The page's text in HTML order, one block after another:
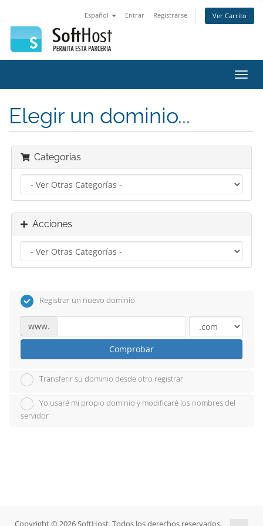
Español Entrar Registrarse Ver Carrito
Elegir un dominio...
Categorías
Acciones
Registrar un nuevo dominio
www.
Comprobar
Transferir su dominio desde otro registrar
Yo usaré mi propio dominio y modificaré los nombres del
servidor
Copyright © 2026 SoftHost. Todos los derechos reservados.